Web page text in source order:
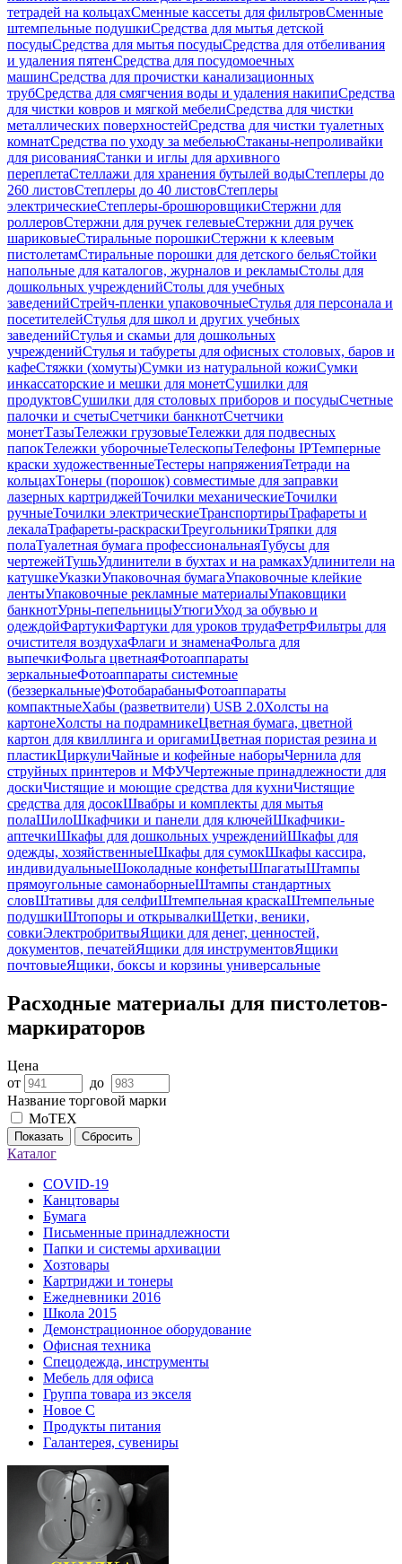
тетрадей на кольцахСменные кассеты для фильтровСменные
штемпельные подушкиСредства для мытья детской
посудыСредства для мытья посудыСредства для отбеливания
и удаления пятенСредства для посудомоечных
машинСредства для прочистки канализационных
трубСредства для смягчения воды и удаления накипиСредства
для чистки ковров и мягкой мебелиСредства для чистки
металлических поверхностейСредства для чистки туалетных
комнатСредства по уходу за мебельюСтаканы-непроливайки
для рисованияСтанки и иглы для архивного
переплетаСтеллажи для хранения бутылей водыСтеплеры до
260 листовСтеплеры до 40 листовСтеплеры
электрическиеСтеплеры-брошюровщикиСтержни для
роллеровСтержни для ручек гелевыеСтержни для ручек
шариковыеСтиральные порошкиСтержни к клеевым
пистолетамСтиральные порошки для детского бельяСтойки
напольные для каталогов, журналов и рекламыСтолы для
дошкольных учрежденийСтолы для учебных
заведенийСтрейч-пленки упаковочныеСтулья для персонала и
посетителейСтулья для школ и других учебных
заведенийСтулья и скамьи для дошкольных
учрежденийСтулья и табуреты для офисных столовых, баров и
кафеСтяжки (хомуты)Сумки из натуральной кожиСумки
инкассаторские и мешки для монетСушилки для
продуктовСушилки для столовых приборов и посудыСчетные
палочки и счетыСчетчики банкнотСчетчики
монетТазыТележки грузовыеТележки для подвесных
папокТележки уборочныеТелескопыТелефоны IPТемперные
краски художественныеТестеры напряженияТетради на
кольцахТонеры (порошок) совместимые для заправки
лазерных картриджейТочилки механическиеТочилки
ручныеТочилки электрическиеТранспортирыТрафареты и
лекалаТрафареты-раскраскиТреугольникиТряпки для
полаТуалетная бумага профессиональнаяТубусы для
чертежейТушьУдлинители в бухтах и на рамкахУдлинители на
катушкеУказкиУпаковочная бумагаУпаковочные клейкие
лентыУпаковочные рекламные материалыУпаковщики
банкнотУрны-пепельницыУтюгиУход за обувью и
одеждойФартукиФартуки для уроков трудаФетрФильтры для
очистителя воздухаФлаги и знаменаФольга для
выпечкиФольга цветнаяФотоаппараты
зеркальныеФотоаппараты системные
(беззеркальные)ФотобарабаныФотоаппараты
компактныеХабы (разветвители) USB 2.0Холсты на
картонеХолсты на подрамникеЦветная бумага, цветной
картон для квиллинга и оригамиЦветная пористая резина и
пластикЦиркулиЧайные и кофейные наборыЧернила для
струйных принтеров и МФУЧертежные принадлежности для
доскиЧистящие и моющие средства для кухниЧистящие
средства для досокШвабры и комплекты для мытья
полаШилоШкафчики и панели для ключейШкафчики-
аптечкиШкафы для дошкольных учрежденийШкафы для
одежды, хозяйственныеШкафы для сумокШкафы кассира,
индивидуальныеШоколадные конфетыШпагатыШтампы
прямоугольные самонаборныеШтампы стандартных
словШтативы для селфиШтемпельная краскаШтемпельные
подушкиШтопоры и открывалкиЩетки, веники,
совкиЭлектробритвыЯщики для денег, ценностей,
документов, печатейЯщики для инструментовЯщики
почтовыеЯщики, боксы и корзины универсальные
Расходные материалы для пистолетов-
маркираторов
Цена
от
до
Название торговой марки
MoTEX
Показать Сбросить
Каталог
COVID-19
Канцтовары
Бумага
Письменные принадлежности
Папки и системы архивации
Хозтовары
Картриджи и тонеры
Ежедневники 2016
Школа 2015
Демонстрационное оборудование
Офисная техника
Спецодежда, инструменты
Мебель для офиса
Группа товара из экселя
Новое С
Продукты питания
Галантерея, сувениры